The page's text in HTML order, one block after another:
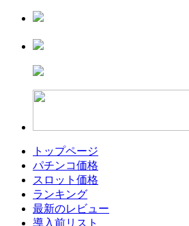
トップページ
パチンコ価格
スロット価格
ランキング
最新のレビュー
導入前リスト